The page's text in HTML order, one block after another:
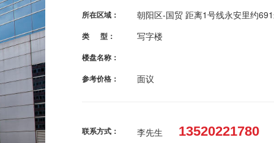
所在区域： 朝阳区-国贸 距离1号线永安里约
类 型： 写字楼
楼盘名称：
参考价格：
面议
联系方式： 李先生 13520221780